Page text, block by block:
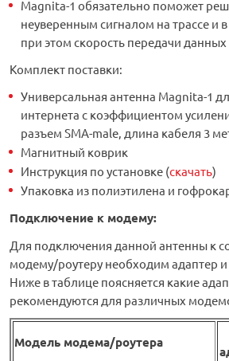
Magnita-1 обязательно поможет
неуверенным сигналом на трассе и
при этом скорость передачи
Комплект поставки:
Универсальная антенна Magnita-1
интернета с коэффициентом
разъем SMA-male, длина кабеля 3
Магнитный коврик
Инструкция по установке (скачать)
Упаковка из полиэтилена и
Подключение к модему:
Для подключения данной антенны к
модему/роутеру необходим адаптер и
Ниже в таблице поясняется какие
рекомендуются для различных
Модель модема/роутера